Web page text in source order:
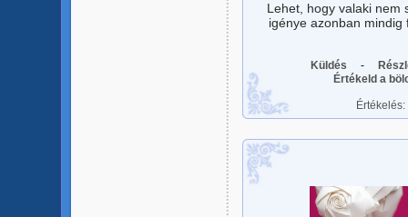
Lehet, hogy valaki nem
igénye azonban
Küldés -
Értékeld a